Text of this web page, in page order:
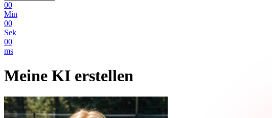
00
Min
00
Sek
00
ms
Meine KI erstellen